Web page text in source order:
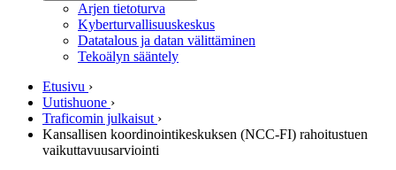
Arjen tietoturva
Kyberturvallisuuskeskus
Datatalous ja datan välittäminen
Tekoälyn sääntely
Etusivu ›
Uutishuone ›
Traficomin julkaisut ›
Kansallisen koordinointikeskuksen (NCC-FI) rahoitustuen
vaikuttavuusarviointi